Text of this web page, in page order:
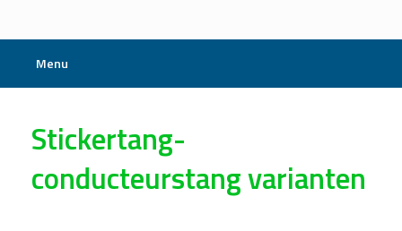
Menu
Stickertang-
conducteurstang varianten